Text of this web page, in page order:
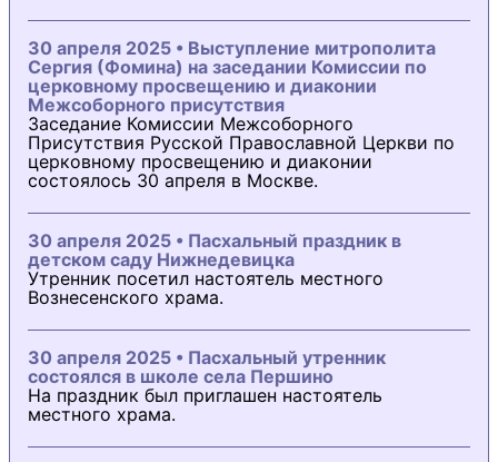
30 апреля 2025 • Выступление митрополита
Сергия (Фомина) на заседании Комиссии по
церковному просвещению и диаконии
Межсоборного присутствия
Заседание Комиссии Межсоборного
Присутствия Русской Православной Церкви по
церковному просвещению и диаконии
состоялось 30 апреля в Москве.
30 апреля 2025 • Пасхальный праздник в
детском саду Нижнедевицка
Утренник посетил настоятель местного
Вознесенского храма.
30 апреля 2025 • Пасхальный утренник
состоялся в школе села Першино
На праздник был приглашен настоятель
местного храма.